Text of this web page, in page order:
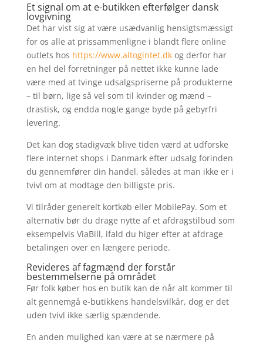
Et signal om at e-butikken efterfølger dansk
lovgivning
Det har vist sig at være usædvanlig hensigtsmæssigt
for os alle at prissammenligne i blandt flere online
outlets hos https://www.altogintet.dkog derfor har
en hel del forretninger på nettet ikke kunne lade
være med at tvinge udsalgspriserne på produkterne
– til børn, lige så vel som til kvinder og mænd –
drastisk, og endda nogle gange byde på gebyrfri
levering.
Det kan dog stadigvæk blive tiden værd at udforske
flere internet shops i Danmark efter udsalg forinden
du gennemfører din handel, således at man ikke er i
tvivl om at modtage den billigste pris.
Vi tilråder generelt kortkøb eller MobilePay. Som et
alternativ bør du drage nytte af et afdragstilbud som
eksempelvis ViaBill, ifald du higer efter at afdrage
betalingen over en længere periode.
Revideres af fagmænd der forstår
bestemmelserne på området
Før folk køber hos en butik kan de når alt kommer til
alt gennemgå e-butikkens handelsvilkår, dog er det
uden tvivl ikke særlig spændende.
En anden mulighed kan være at se nærmere på